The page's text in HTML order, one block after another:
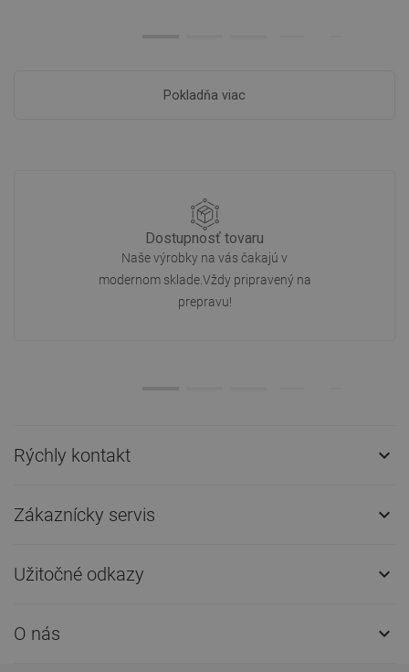
Pokladňa viac
Dostupnosť tovaru
Naše výrobky na vás čakajú v
modernom sklade.Vždy pripravený na
prepravu!
Rýchly kontakt 
Zákaznícky servis 
Užitočné odkazy 
O nás 